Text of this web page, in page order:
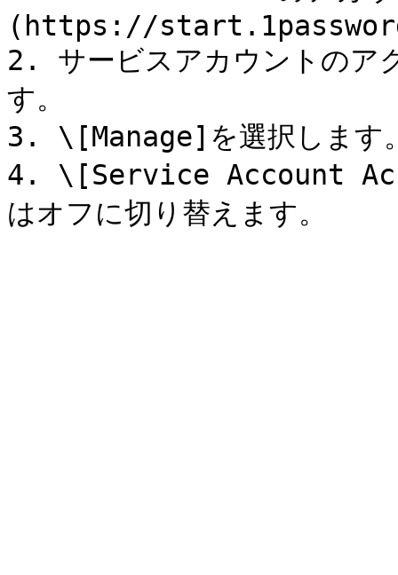
(https://
2. サービスアカウントのア
す。
3. \[Manage]を選択します
4. \[Service Account